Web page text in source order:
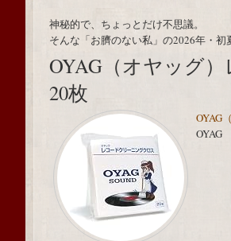
神秘的で、ちょっとだけ不思議。
そんな「お臍のない私」の2026年・初
OYAG（オヤッグ
20枚
OYAG
OYAG